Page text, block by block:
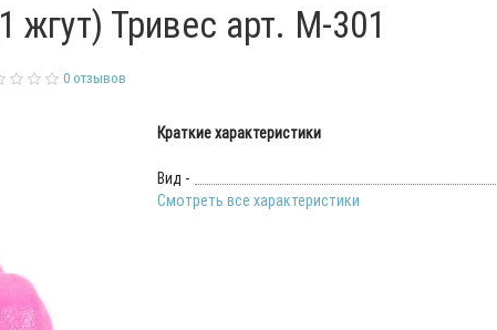
Тривес арт. М-301
0 отзывов
Краткие характеристики
Вид -
Смотреть все характеристики